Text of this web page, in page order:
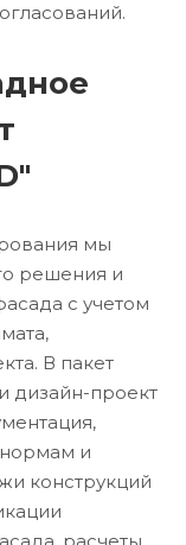
мы
решения и
с учетом
В пакет
дизайн-проект
и
конструкций